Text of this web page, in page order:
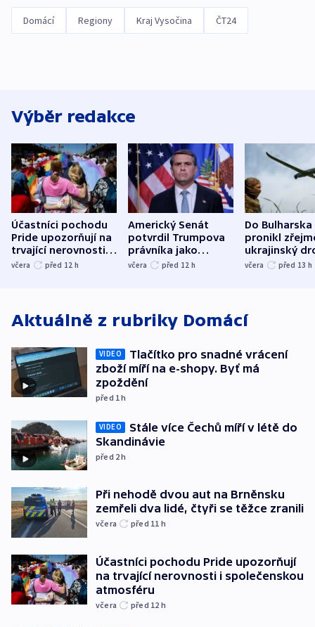
Domácí Regiony Kraj Vysočina ČT24
Výběr redakce
Účastníci pochodu
Pride upozorňují na
trvající nerovnosti i
společenskou
včera před 12 h
Americký Senát
potvrdil Trumpova
právníka jako
ministra
včera před 12 h
Do Bulharska
pronikl
ukrajinský
explodoval
včera před 13 h
Aktuálně z rubriky Domácí
VIDEO
Tlačítko pro snadné vrácení
zboží míří na e-shopy. Byť má
zpoždění
před 1h
VIDEO
Stále více Čechů míří v létě do
Skandinávie
před 2h
Při nehodě dvou aut na Brněnsku
zemřeli dva lidé, čtyři se těžce zranili
včera před 11 h
Účastníci pochodu Pride upozorňují
na trvající nerovnosti i společenskou
atmosféru
včera před 12 h